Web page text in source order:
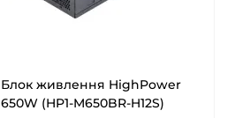
Блок живлення HighPower
650W (HP1-M650BR-H12S)